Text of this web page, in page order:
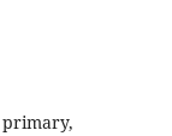
primary,